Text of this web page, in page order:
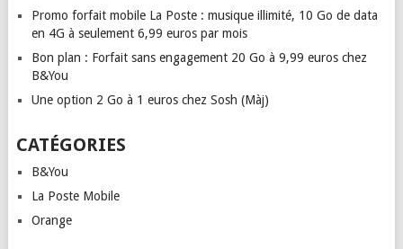
Promo forfait mobile La Poste : musique illimité, 10 Go de data
en 4G à seulement 6,99 euros par mois
Bon plan : Forfait sans engagement 20 Go à 9,99 euros chez
B&You
Une option 2 Go à 1 euros chez Sosh (Màj)
CATÉGORIES
B&You
La Poste Mobile
Orange